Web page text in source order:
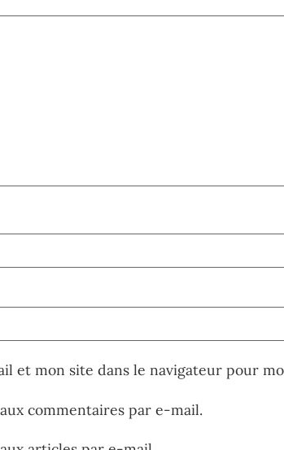
et mon site dans le navigateur pour
commentaires par e-mail.